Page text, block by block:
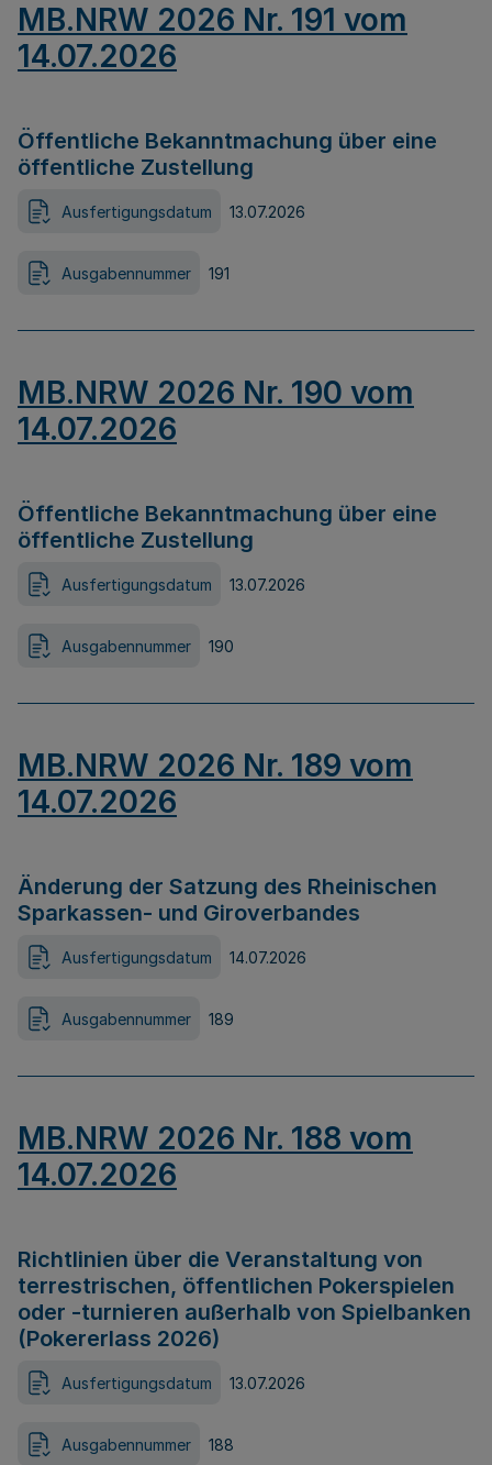
MB.NRW 2026 Nr. 191 vom
14.07.2026
Öffentliche Bekanntmachung über eine
öffentliche Zustellung
Ausfertigungsdatum 13.07.2026
Ausgabennummer 191
MB.NRW 2026 Nr. 190 vom
14.07.2026
Öffentliche Bekanntmachung über eine
öffentliche Zustellung
Ausfertigungsdatum 13.07.2026
Ausgabennummer 190
MB.NRW 2026 Nr. 189 vom
14.07.2026
Änderung der Satzung des Rheinischen
Sparkassen- und Giroverbandes
Ausfertigungsdatum 14.07.2026
Ausgabennummer 189
MB.NRW 2026 Nr. 188 vom
14.07.2026
Richtlinien über die Veranstaltung von
terrestrischen, öffentlichen Pokerspielen
oder -turnieren außerhalb von Spielbanken
(Pokererlass 2026)
Ausfertigungsdatum 13.07.2026
Ausgabennummer 188